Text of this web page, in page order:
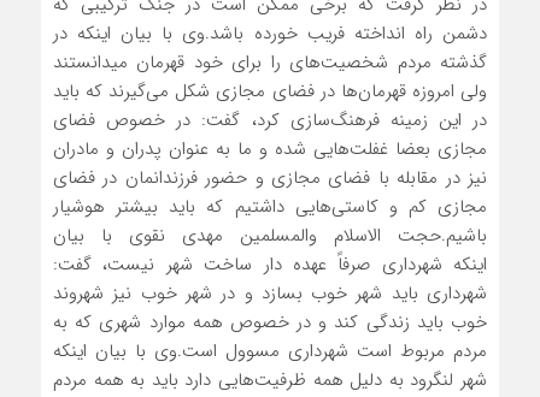
دشمن راه انداخته فریب خورده باشد.وی با بیان اینکه در
گذشته مردم شخصیت‌های را برای خود قهرمان میدانستند
ولی امروزه قهرمان‌ها در فضای مجازی شکل می‌گیرند که باید
در این زمینه فرهنگ‌سازی کرد، گفت: در خصوص فضای
مجازی بعضا غفلت‌هایی شده و ما به عنوان پدران و مادران
نیز در مقابله با فضای مجازی و حضور فرزندانمان در فضای
مجازی کم و کاستی‌هایی داشتیم که باید بیشتر هوشیار
باشیم.حجت الاسلام والمسلمین مهدی نقوی با بیان
اینکه شهرداری صرفاً عهده دار ساخت شهر نیست، گفت:
شهرداری باید شهر خوب بسازد و در شهر خوب نیز شهروند
خوب باید زندگی کند و در خصوص همه موارد شهری که به
مردم مربوط است شهرداری مسوول است.وی با بیان اینکه
شهر لنگرود به دلیل همه ظرفیت‌هایی دارد باید به همه مردم